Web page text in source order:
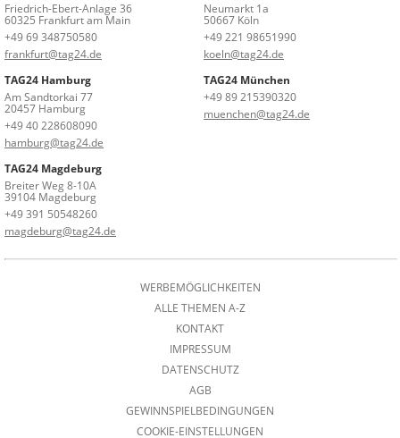
Friedrich-Ebert-Anlage 36
60325 Frankfurt am Main
+49 69 348750580
frankfurt@tag24.de
Neumarkt 1a
50667 Köln
+49 221 98651990
koeln@tag24.de
TAG24 Hamburg
Am Sandtorkai 77
20457 Hamburg
+49 40 228608090
hamburg@tag24.de
TAG24 München
+49 89 215390320
muenchen@tag24.de
TAG24 Magdeburg
Breiter Weg 8-10A
39104 Magdeburg
+49 391 50548260
magdeburg@tag24.de
WERBEMÖGLICHKEITEN
ALLE THEMEN A-Z
KONTAKT
IMPRESSUM
DATENSCHUTZ
AGB
GEWINNSPIELBEDINGUNGEN
COOKIE-EINSTELLUNGEN